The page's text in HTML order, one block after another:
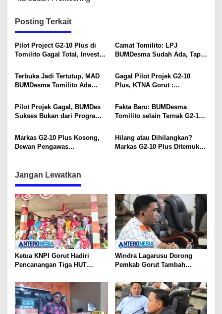
g
a
s
p
o
s
Posting Terkait
Pilot Project G2-10 Plus di
Tomilito Gagal Total, Investor
Buntung
Camat Tomilito: LPJ
BUMDesma Sudah Ada, Tapi
dengan Tata kelola Keuangan
BUMDes
Terbuka Jadi Tertutup, MAD
BUMDesma Tomilito Ada
Gagal Pilot Projek G2-10
Plus, KTNA Gorut :
Usaha Peternakan
Pilot Projek Gagal, BUMDes
Sukses Bukan dari Program
Fakta Baru: BUMDesma
Tomilito selain Ternak G2-10
50 Juta dari 10 Desa se-
Tomilito
Markas G2-10 Plus Kosong,
Dewan Pengawas
Penyakit
Hilang atau Dihilangkan?
Markas G2-10 Plus Ditemukan
Jangan Lewatkan
Ketua KNPI Gorut Hadiri
Pencanangan Tiga HUT
RI ke-81, Pramuka ke-65, dan
Kecamatan ke-17
Windra Lagarusu Dorong
Pemkab Gorut Tambah
Langkah Strategis Perkuat
Fiskal Daerah